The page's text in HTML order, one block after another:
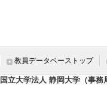
教員データベーストップ
国立大学法人 静岡大学（事務